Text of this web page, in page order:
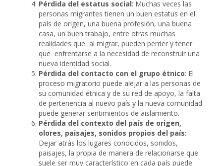
Pérdida del estatus social: Muchas veces las
personas migrantes tienen un buen estatus en el
país de origen, una buena profesión, una buena
casa, un buen trabajo, entre otras muchas
realidades que al migrar, pueden perder y tener
que enfrentarse a la necesidad de reconstruir una
nueva identidad social.
Pérdida del contacto con el grupo étnico: El
proceso migratorio puede alejar a las personas de
su comunidad étnica y de su red de apoyo, la falta
de pertenencia al nuevo país y la nueva comunidad
puede generar sentimientos de aislamiento.
Pérdida del contexto del país de origen,
olores, paisajes, sonidos propios del país:
Dejar atrás los lugares conocidos, sonidos,
paisajes, la propia de manera de relacionarse que
suele ser muy característico en cada país puede